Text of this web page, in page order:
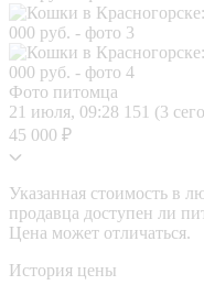
Фото питомца
21 июля, 09:28 151 (3
45 000 ₽
Указанная стоимость в
продавца доступен ли
Цена может отличаться.
История цены